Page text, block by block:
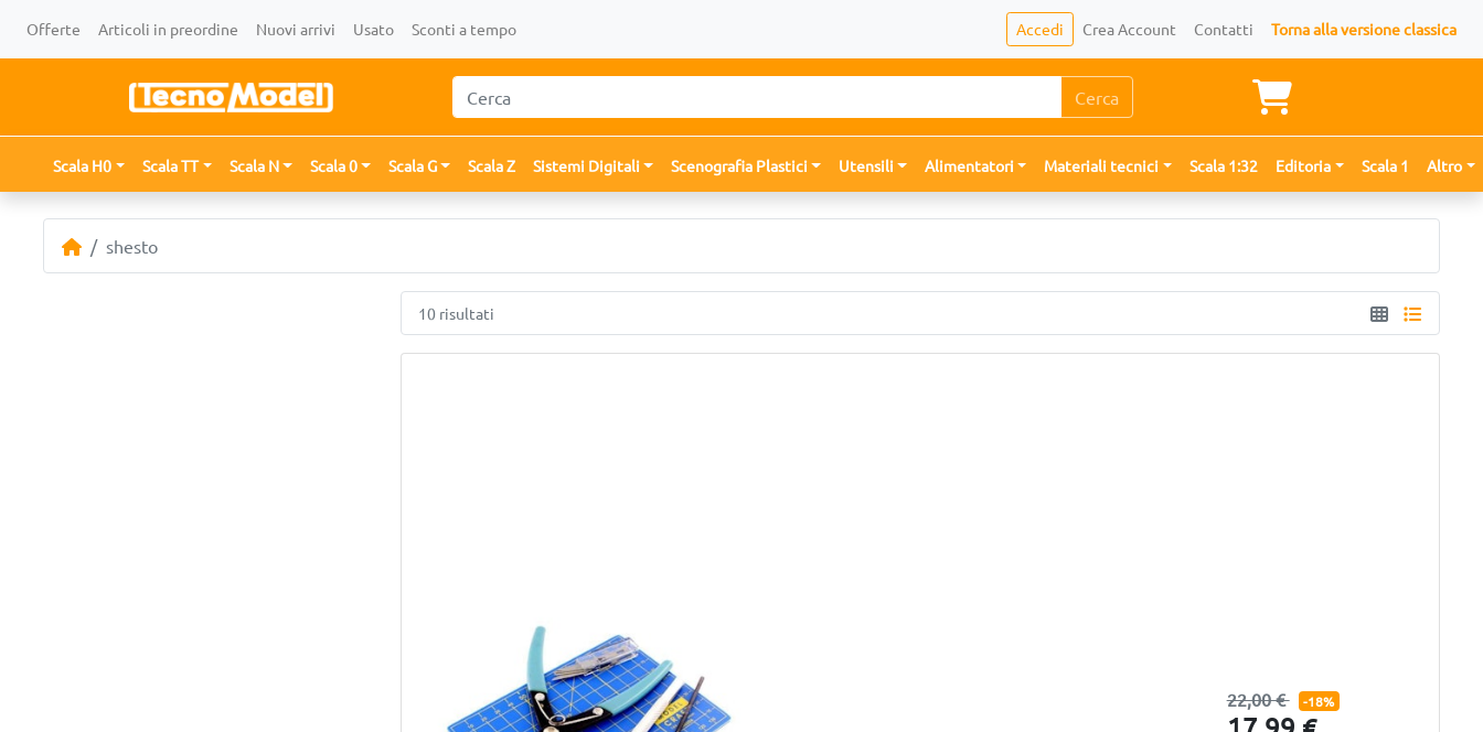
Offerte Articoli in preordine Nuovi arrivi Usato Sconti a tempo Accedi Crea Account Contatti Torna alla versione classica
Cerca
Scala H0 Scala TT Scala N Scala 0 Scala G Scala Z Sistemi Digitali Scenografia Plastici Utensili Alimentatori Materiali tecnici Scala 1:32 Editoria Scala 1 Altro
shesto
10 risultati
22,00 € -18%